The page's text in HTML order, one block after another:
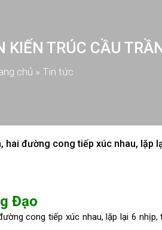
KIẾN TRÚC CẦU
chủ » Tin tức
hai đường cong tiếp xúc nhau, lặp
Đạo
cong tiếp xúc nhau, lặp lại 6 nhịp,